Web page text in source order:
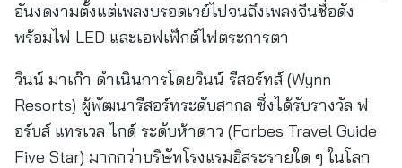
อันงดงามตั้งแต่เพลงบรอดเวย์ไปจนถึงเพลงจีนชื่อดัง
พร้อมไฟ LED และเอฟเฟ็กต์ไฟตระการตา
วินน์ มาเก๊า ดำเนินการโดยวินน์ รีสอร์ทส์ (Wynn
Resorts) ผู้พัฒนารีสอร์ทระดับสากล ซึ่งได้รับรางวัล ฟ
อร์บส์ แทรเวล ไกด์ ระดับห้าดาว (Forbes Travel Guide
Five Star) มากกว่าบริษัทโรงแรมอิสระรายใด ๆ ในโลก